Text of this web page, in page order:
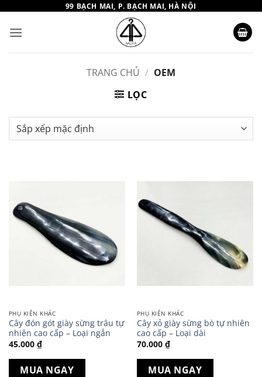
nội
dung
99 BẠCH MAI, P. BẠCH MAI, HÀ NỘI
TRANG CHỦ / OEM
LỌC
PHỤ KIỆN KHÁC
Cây đón gót giày sừng trâu tự
nhiên cao cấp – Loại ngắn
45.000 ₫
MUA NGAY
PHỤ KIỆN KHÁC
Cây xỏ giày sừng bò tự nhiên
cao cấp – Loại dài
70.000 ₫
MUA NGAY